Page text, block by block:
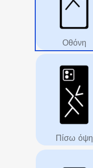
Οθόνη
Πίσω όψη